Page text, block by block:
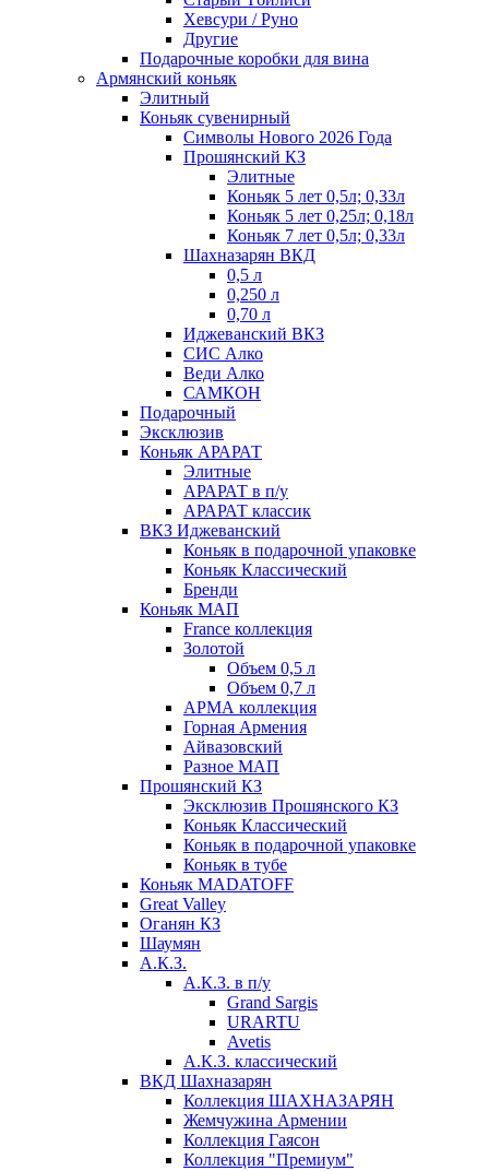
Хевсури / Руно
Другие
Подарочные коробки для вина
Армянский коньяк
Элитный
Коньяк сувенирный
Символы Нового 2026 Года
Прошянский КЗ
Элитные
Коньяк 5 лет 0,5л; 0,33л
Коньяк 5 лет 0,25л; 0,18л
Коньяк 7 лет 0,5л; 0,33л
Шахназарян ВКД
0,5 л
0,250 л
0,70 л
Иджеванский ВКЗ
СИС Алко
Веди Алко
САМКОН
Подарочный
Эксклюзив
Коньяк АРАРАТ
Элитные
АРАРАТ в п/у
АРАРАТ классик
ВКЗ Иджеванский
Коньяк в подарочной упаковке
Коньяк Классический
Бренди
Коньяк МАП
France коллекция
Золотой
Объем 0,5 л
Объем 0,7 л
АРМА коллекция
Горная Армения
Айвазовский
Разное МАП
Прошянский КЗ
Эксклюзив Прошянского КЗ
Коньяк Классический
Коньяк в подарочной упаковке
Коньяк в тубе
Коньяк MADATOFF
Great Valley
Оганян КЗ
Шаумян
А.К.З.
А.К.З. в п/у
Grand Sargis
URARTU
Avetis
А.К.З. классический
ВКД Шахназарян
Коллекция ШАХНАЗАРЯН
Жемчужина Армении
Коллекция Гаясон
Коллекция "Премиум"